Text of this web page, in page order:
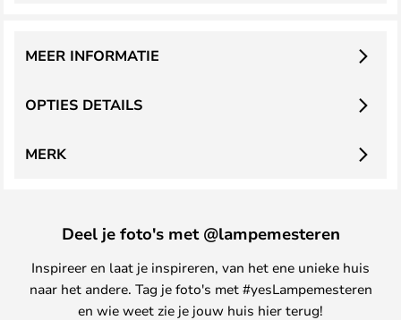
OPTIES DETAILS
MEER INFORMATIE
MERK
Deel je foto's met @lampemesteren
Inspireer en laat je inspireren, van het ene unieke huis
naar het andere. Tag je foto's met #yesLampemesteren
en wie weet zie je jouw huis hier terug!